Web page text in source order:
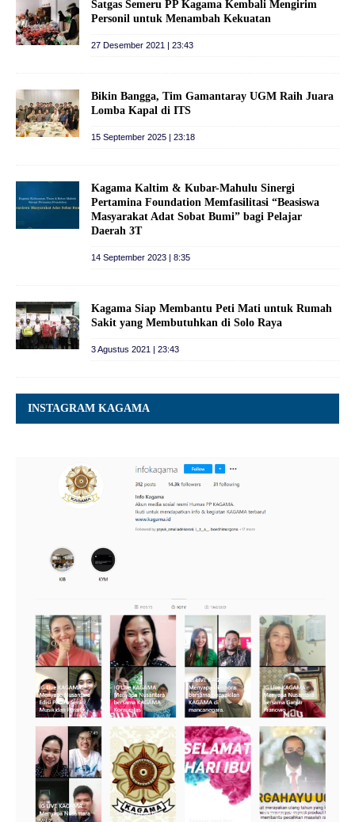
Satgas Semeru PP Kagama Kembali Mengirim
Personil untuk Menambah Kekuatan
27 Desember 2021 | 23:43
Bikin Bangga, Tim Gamantaray UGM Raih Juara
Lomba Kapal di ITS
15 September 2025 | 23:18
Kagama Kaltim & Kubar-Mahulu Sinergi
Pertamina Foundation Memfasilitasi “Beasiswa
Masyarakat Adat Sobat Bumi” bagi Pelajar
Daerah 3T
14 September 2023 | 8:35
Kagama Siap Membantu Peti Mati untuk Rumah
Sakit yang Membutuhkan di Solo Raya
3 Agustus 2021 | 23:43
INSTAGRAM KAGAMA